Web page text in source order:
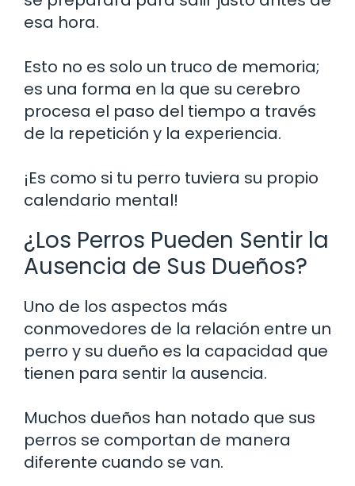
esa hora.
Esto no es solo un truco de memoria;
es una forma en la que su cerebro
procesa el paso del tiempo a través
de la repetición y la experiencia.
¡Es como si tu perro tuviera su propio
calendario mental!
¿Los Perros Pueden Sentir la
Ausencia de Sus Dueños?
Uno de los aspectos más
conmovedores de la relación entre un
perro y su dueño es la capacidad que
tienen para sentir la ausencia.
Muchos dueños han notado que sus
perros se comportan de manera
diferente cuando se van.